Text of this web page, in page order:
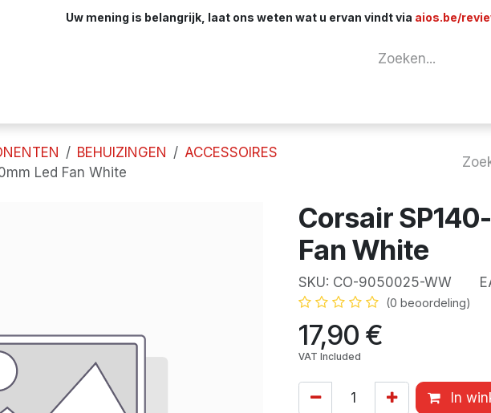
Uw mening is belangrijk, laat ons weten wat u ervan vindt via aios.be/
BEHUIZINGEN
ACCESSOIRES
Led Fan White
Corsair
Fan White
SKU: CO-9050025-WW
(0 beoordeling)
17,90 €
VAT Included
In